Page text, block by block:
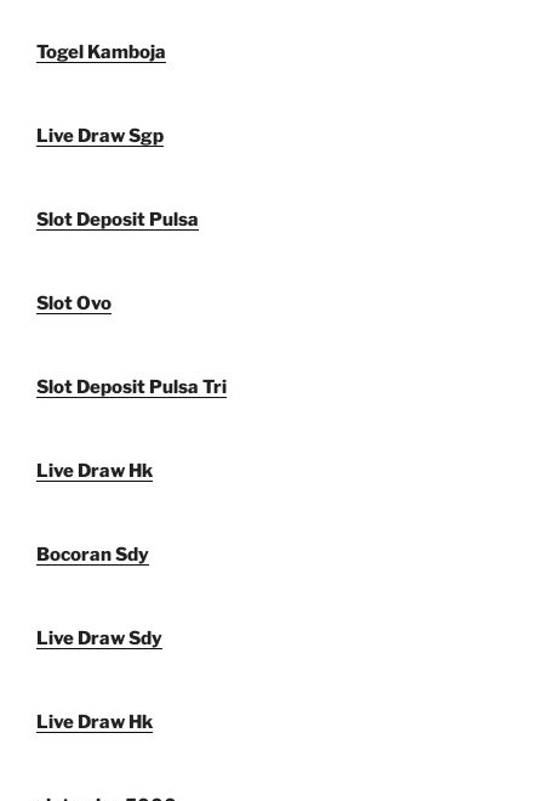
Togel Kamboja
Live Draw Sgp
Slot Deposit Pulsa
Slot Ovo
Slot Deposit Pulsa Tri
Live Draw Hk
Bocoran Sdy
Live Draw Sdy
Live Draw Hk